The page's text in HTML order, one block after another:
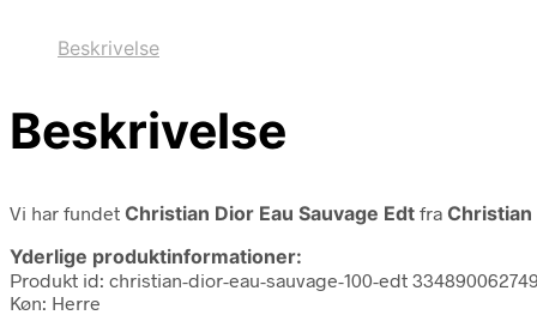
Beskrivelse
Beskrivelse
Vi har fundet Christian Dior Eau Sauvage Edt fra Christian
Yderlige produktinformationer:
Produkt id: christian-dior-eau-sauvage-100-edt
Køn: Herre